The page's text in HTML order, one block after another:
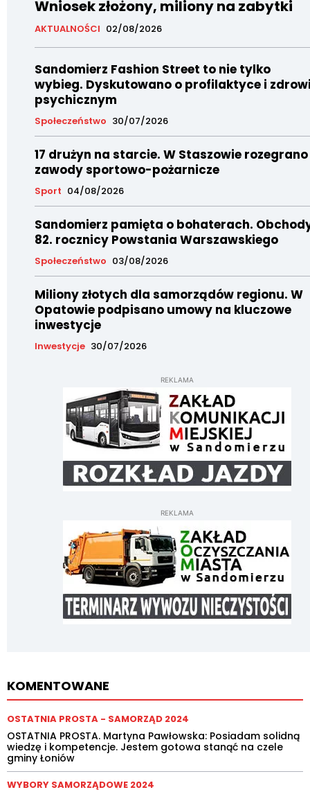
Wniosek złożony, miliony na zabytki
AKTUALNOŚCI 02/08/2026
Sandomierz Fashion Street to nie tylko
wybieg. Dyskutowano o profilaktyce i
psychicznym
Społeczeństwo 30/07/2026
17 drużyn na starcie. W Staszowie rozegrano
zawody sportowo-pożarnicze
Sport 04/08/2026
Sandomierz pamięta o bohaterach.
82. rocznicy Powstania Warszawskiego
Społeczeństwo 03/08/2026
Miliony złotych dla samorządów regionu. W
Opatowie podpisano umowy na kluczowe
inwestycje
Inwestycje 30/07/2026
REKLAMA
REKLAMA
KOMENTOWANE
OSTATNIA PROSTA - SAMORZĄD 2024
OSTATNIA PROSTA. Martyna Pawłowska: Posiadam solidną
wiedzę i kompetencje. Jestem gotowa stanąć na czele
gminy Łoniów
WYBORY SAMORZĄDOWE 2024